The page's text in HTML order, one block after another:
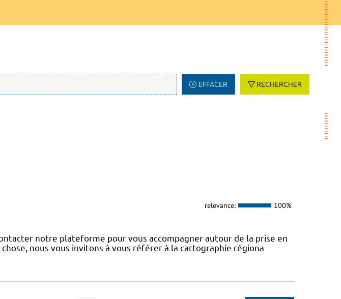
EFFACER RECHERCHER
relevance: 100%
notre plateforme pour vous accompagner autour de la prise en
nous vous invitons à vous référer à la cartographie régiona